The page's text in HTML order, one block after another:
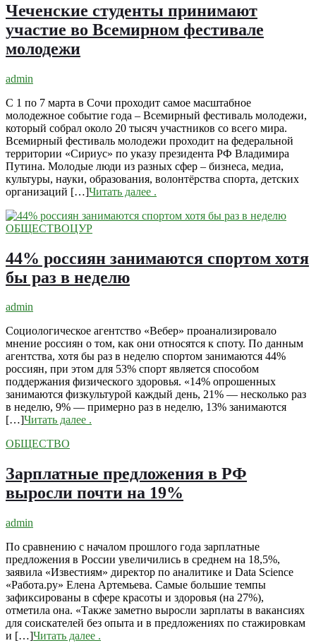
Чеченские студенты принимают
участие во Всемирном фестивале
молодежи
admin
С 1 по 7 марта в Сочи проходит самое масштабное
молодежное событие года – Всемирный фестиваль молодежи,
который собрал около 20 тысяч участников со всего мира.
Всемирный фестиваль молодежи проходит на федеральной
территории «Сириус» по указу президента РФ Владимира
Путина. Молодые люди из разных сфер – бизнеса, медиа,
культуры, науки, образования, волонтёрства спорта, детских
организаций […]Читать далее .
ОБЩЕСТВОЦУР
44% россиян занимаются спортом хотя
бы раз в неделю
admin
Социологическое агентство «Вебер» проанализировало
мнение россиян о том, как они относятся к споту. По данным
агентства, хотя бы раз в неделю спортом занимаются 44%
россиян, при этом для 53% спорт является способом
поддержания физического здоровья. «14% опрошенных
занимаются физкультурой каждый день, 21% — несколько раз
в неделю, 9% — примерно раз в неделю, 13% занимаются
[…]Читать далее .
ОБЩЕСТВО
Зарплатные предложения в РФ
выросли почти на 19%
admin
По сравнению с началом прошлого года зарплатные
предложения в России увеличились в среднем на 18,5%,
заявила «Известиям» директор по аналитике и Data Science
«Работа.ру» Елена Артемьева. Самые большие темпы
зафиксированы в сфере красоты и здоровья (на 27%),
отметила она. «Также заметно выросли зарплаты в вакансиях
для соискателей без опыта и в предложениях по стажировкам
и […]Читать далее .